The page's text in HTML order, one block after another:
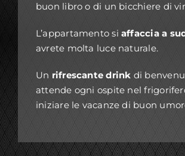
buon libro o di un bicchiere di
L’appartamento siaffaccia a
avrete molta luce naturale.
Un rifrescante drink di
attende ogni ospite nel
iniziare le vacanze di buon